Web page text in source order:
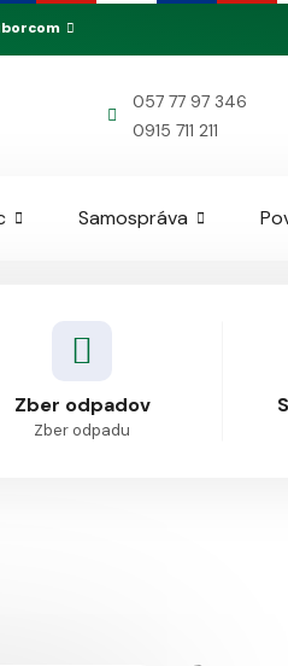
057 77 97 346
0915 711 211
Samospráva
Zber odpadov
Zber odpadu